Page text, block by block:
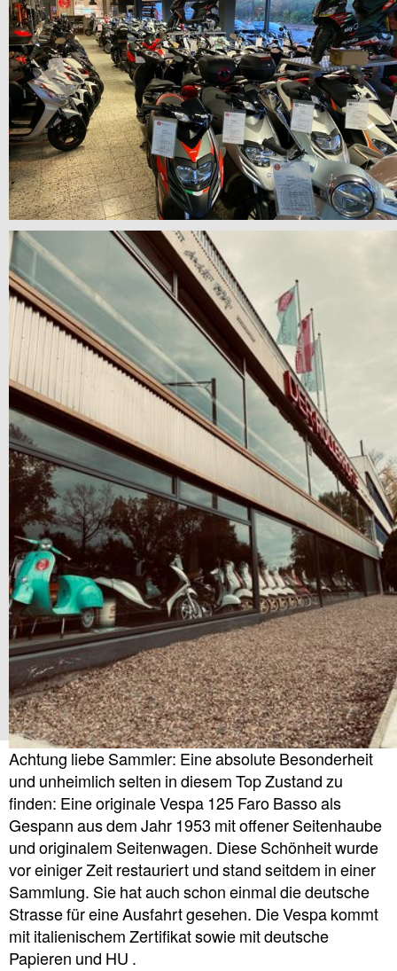
Achtung liebe Sammler: Eine absolute Besonderheit
und unheimlich selten in diesem Top Zustand zu
finden: Eine originale Vespa 125 Faro Basso als
Gespann aus dem Jahr 1953 mit offener Seitenhaube
und originalem Seitenwagen. Diese Schönheit wurde
vor einiger Zeit restauriert und stand seitdem in einer
Sammlung. Sie hat auch schon einmal die deutsche
Strasse für eine Ausfahrt gesehen. Die Vespa kommt
mit italienischem Zertifikat sowie mit deutsche
Papieren und HU .